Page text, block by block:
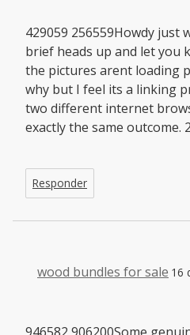
429059 256559Howdy just
brief heads up and let you
the pictures arent loading
why but I feel its a linking
two different internet
exactly the same outcome.
Responder
wood bundles for sale 16